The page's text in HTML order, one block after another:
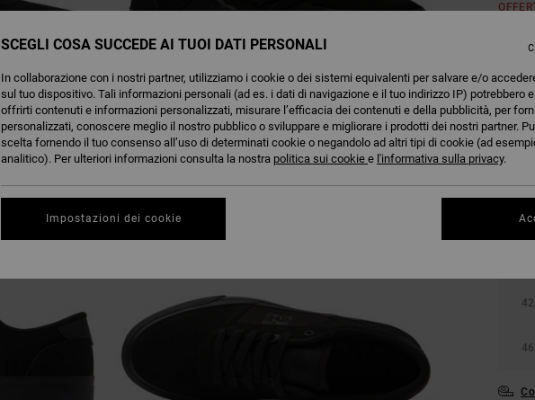
42
46
SCEGLI COSA SUCCEDE AI TUOI DATI PERSONALI
In collaborazione con i nostri partner, utilizziamo i cookie o dei sistemi equivalenti per salvare e/o
sul tuo dispositivo. Tali informazioni personali (ad es. i dati di navigazione e il tuo indirizzo IP) potrebbero
offrirti contenuti e informazioni personalizzati, misurare l’efficacia dei contenuti e della pubblicità, per
personalizzati, conoscere meglio il nostro pubblico o sviluppare e migliorare i prodotti dei nostri partner.
scelta fornendo il tuo consenso all’uso di determinati cookie o negandolo ad altri tipi di cookie (ad
analitico). Per ulteriori informazioni consulta la nostra politica sui cookie e l'informativa sulla privacy.
Impostazioni dei cookie